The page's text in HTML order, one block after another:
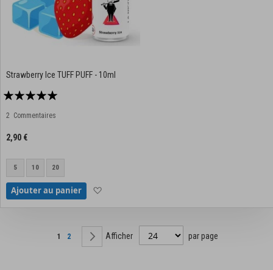
Strawberry Ice TUFF PUFF - 10ml
Notation:
2 Commentaires
2,90 €
5 10 20
Ajouter au panier
Page
Vous lisez actuellement la page
1 Page
2 Page
Suivant
Afficher par page